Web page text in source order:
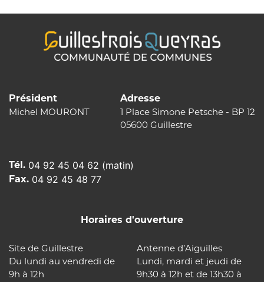
Président
Michel MOURONT
Adresse
1 Place Simone Petsche - BP 12
05600 Guillestre
Tél. 04 92 45 04 62 (matin)
Fax. 04 92 45 48 77
Horaires d'ouverture
Site de Guillestre
Du lundi au vendredi de
9h à 12h
Antenne d’Aiguilles
Lundi, mardi et jeudi de
9h30 à 12h et de 13h30 à